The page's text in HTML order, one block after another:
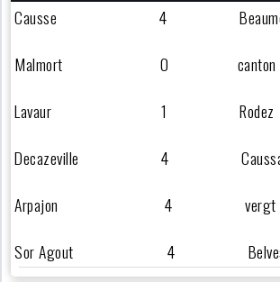
Causse 4
Malmort 0 canton d
Lavaur 1
Decazeville 4
Arpajon 4
Sor Agout 4